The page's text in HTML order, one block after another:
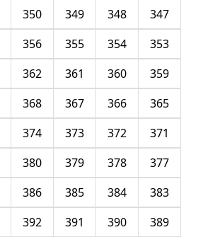
347
348
349
350
353
354
355
356
359
360
361
362
365
366
367
368
371
372
373
374
377
378
379
380
383
384
385
386
389
390
391
392